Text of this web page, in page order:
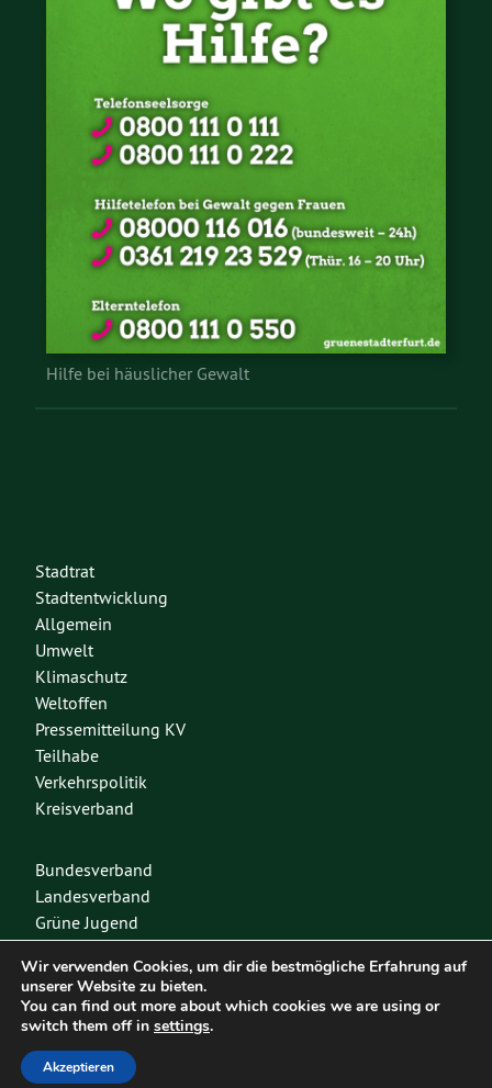
Hilfe bei häuslicher Gewalt
Stadtrat
Stadtentwicklung
Allgemein
Umwelt
Klimaschutz
Weltoffen
Pressemitteilung KV
Teilhabe
Verkehrspolitik
Kreisverband
Bundesverband
Landesverband
Grüne Jugend
Spenden
Mitglied werden
Diese Seite nutzt das freie Wordpress-Theme
Design & Kommunikation im modulbüro
Wir verwenden Cookies, um dir die bestmögliche Erfahrung auf
unserer Website zu bieten.
You can find out more about which cookies we are using or
switch them off in settings.
Akzeptieren